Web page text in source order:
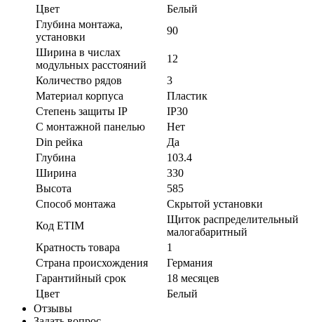
Цвет
Белый
Глубина монтажа,
установки
90
Ширина в числах
модульных расстояний
12
Количество рядов
3
Материал корпуса
Пластик
Степень защиты IP
IP30
С монтажной панелью
Нет
Din рейка
Да
Глубина
103.4
Ширина
330
Высота
585
Способ монтажа
Скрытой установки
Код ETIM
Щиток распределительный
малогабаритный
Кратность товара
1
Страна происхождения
Германия
Гарантийный срок
18 месяцев
Цвет
Белый
Отзывы